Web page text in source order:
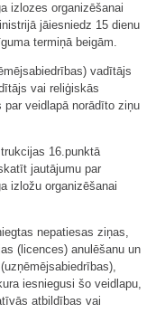
izlozes organizēšanai
jāiesniedz 15 dienu
termiņā beigām.
vadītājs
vai reliģiskās
veidlapā norādīto ziņu
16.punktā
jautājumu par
izložu organizēšanai
nepatiesas ziņas,
(licences) anulēšanu un
iesniegusi šo veidlapu,
atbildības vai